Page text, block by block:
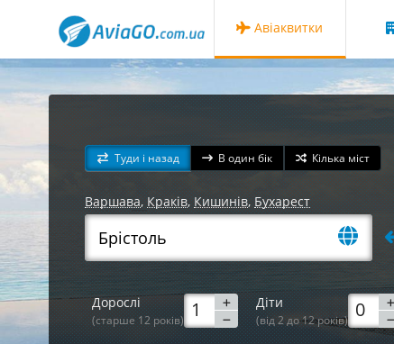
Авіаквитки
Туди і назад В один бік Кілька міст
Варшава, Краків, Кишинів, Бухарест
Дорослі
(старше 12 років)
Діти
(від 2 до 12 років)